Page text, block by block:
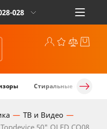
028
Стиральные машины
ТВ и Видео
50" QLED CQ08